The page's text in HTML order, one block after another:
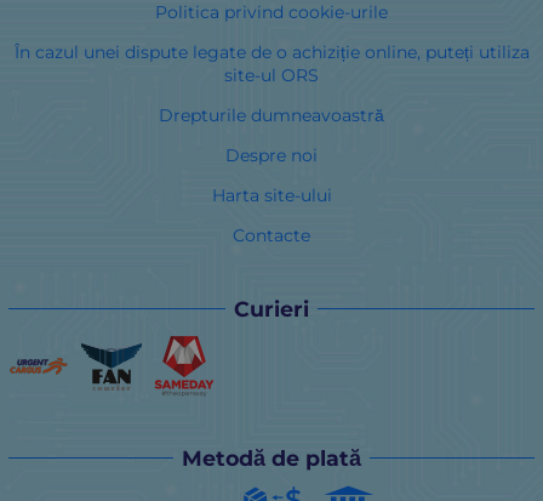
Politica privind cookie-urile
În cazul unei dispute legate de o achiziție online, puteți utiliza
site-ul ORS
Drepturile dumneavoastră
Despre noi
Harta site-ului
Contacte
Curieri
Metodă de plată